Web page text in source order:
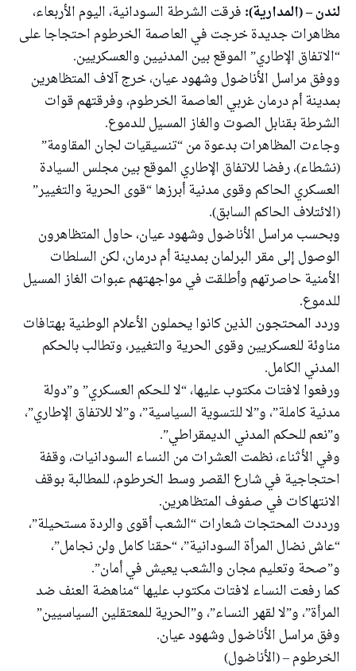
لندن – (المدارية): فرقت الشرطة السودانية، اليوم الأربعاء،
مظاهرات جديدة خرجت في العاصمة الخرطوم احتجاجا على
“الاتفاق الإطاري” الموقع بين المدنيين والعسكريين.
ووفق مراسل الأناضول وشهود عيان، خرج آلاف المتظاهرين
بمدينة أم درمان غربي العاصمة الخرطوم، وفرقتهم قوات
الشرطة بقنابل الصوت والغاز المسيل للدموع.
وجاءت المظاهرات بدعوة من “تنسيقيات لجان المقاومة”
(نشطاء)، رفضا للاتفاق الإطاري الموقع بين مجلس السيادة
العسكري الحاكم وقوى مدنية أبرزها “قوى الحرية والتغيير”
(الائتلاف الحاكم السابق).
وبحسب مراسل الأناضول وشهود عيان، حاول المتظاهرون
الوصول إلى مقر البرلمان بمدينة أم درمان، لكن السلطات
الأمنية حاصرتهم وأطلقت في مواجهتهم عبوات الغاز المسيل
للدموع.
وردد المحتجون الذين كانوا يحملون الأعلام الوطنية بهتافات
مناوئة للعسكريين وقوى الحرية والتغيير، وتطالب بالحكم
المدني الكامل.
ورفعوا لافتات مكتوب عليها، “لا للحكم العسكري” و”دولة
مدنية كاملة”، و”لا للتسوية السياسية”، و”لا للاتفاق الإطاري”،
و”نعم للحكم المدني الديمقراطي”.
وفي الأثناء، نظمت العشرات من النساء السودانيات، وقفة
احتجاجية في شارع القصر وسط الخرطوم، للمطالبة بوقف
الانتهاكات في صفوف المتظاهرين.
ورددت المحتجات شعارات “الشعب أقوى والردة مستحيلة”،
“عاش نضال المرأة السودانية”، “حقنا كامل ولن نجامل”،
و”صحة وتعليم مجان والشعب يعيش في أمان”.
كما رفعت النساء لافتات مكتوب عليها “مناهضة العنف ضد
المرأة”، و”لا لقهر النساء”، و”الحرية للمعتقلين السياسيين”
وفق مراسل الأناضول وشهود عيان.
الخرطوم – (الأناضول)